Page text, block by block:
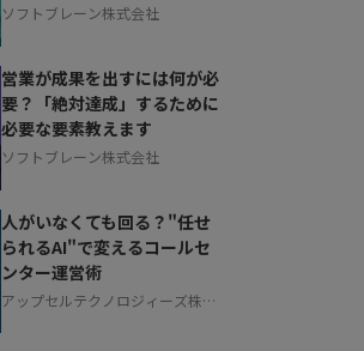
ソフトブレーン株式会社
営業が成果を出すには何が必
要？「絶対達成」するために
必要な要素教えます
ソフトブレーン株式会社
人がいなくても回る？"任せ
られるAI"で変えるコールセ
ンター運営術
アップセルテクノロジィーズ株式